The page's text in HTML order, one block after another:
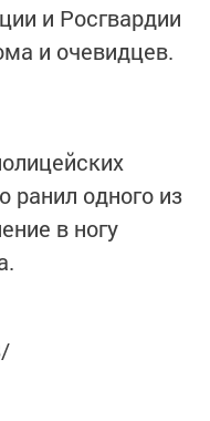
и Росгвардии
и очевидцев.
ранил одного из
в ногу